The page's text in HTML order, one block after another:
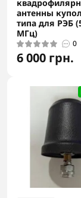
антенны
типа для РЭБ
МГц)
0
6 000 грн.